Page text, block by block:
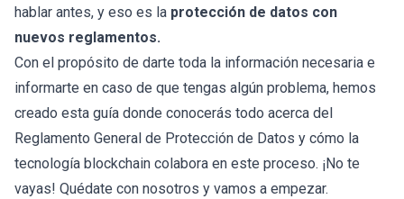
hablar antes, y eso es la protección de datos con
nuevos reglamentos.
Con el propósito de darte toda la información necesaria e
informarte en caso de que tengas algún problema, hemos
creado esta guía donde conocerás todo acerca del
Reglamento General de Protección de Datos y cómo la
tecnología blockchain colabora en este proceso. ¡No te
vayas! Quédate con nosotros y vamos a empezar.